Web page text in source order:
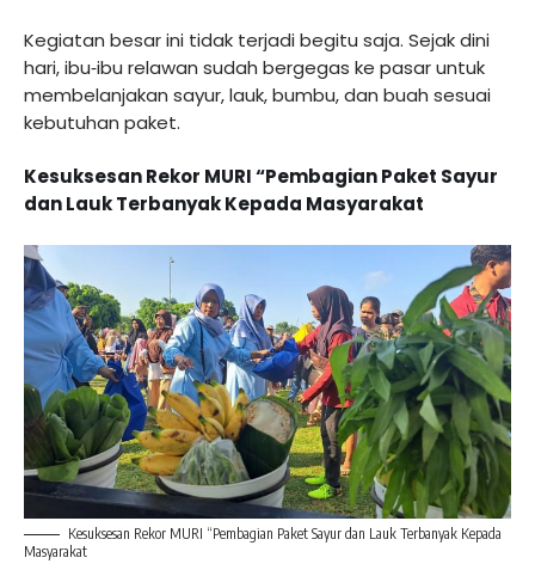
Kegiatan besar ini tidak terjadi begitu saja. Sejak dini
hari, ibu‑ibu relawan sudah bergegas ke pasar untuk
membelanjakan sayur, lauk, bumbu, dan buah sesuai
kebutuhan paket.
Kesuksesan Rekor MURI “Pembagian Paket Sayur
dan Lauk Terbanyak Kepada Masyarakat
Kesuksesan Rekor MURI “Pembagian Paket Sayur dan Lauk Terbanyak Kepada
Masyarakat